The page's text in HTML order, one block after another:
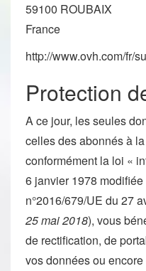
59100 ROUBAIX
France
http://www.ovh.com/fr/
Protection
A ce jour, les seules
celles des abonnés à
conformément la loi «
6 janvier 1978
n°2016/679/UE du 27
25 mai 2018), vous
de rectification, de
vos données ou